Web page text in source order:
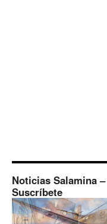
Noticias Salamina –
Suscríbete